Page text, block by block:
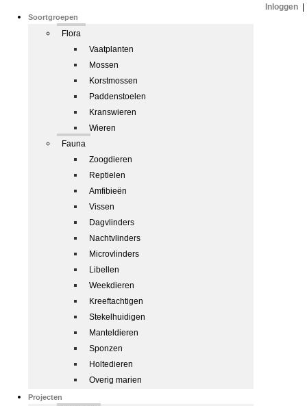
Soortgroepen
Flora
Vaatplanten
Mossen
Korstmossen
Paddenstoelen
Kranswieren
Wieren
Fauna
Zoogdieren
Reptielen
Amfibieën
Vissen
Dagvlinders
Nachtvlinders
Microvlinders
Libellen
Weekdieren
Kreeftachtigen
Stekelhuidigen
Manteldieren
Sponzen
Holtedieren
Overig marien
Projecten
Inloggen